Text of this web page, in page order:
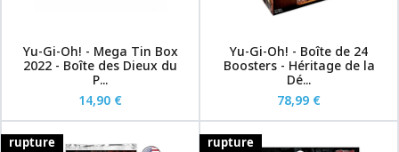
Yu-Gi-Oh! - Mega Tin Box
2022 - Boîte des Dieux du
P...
14,90 €
Yu-Gi-Oh! - Boîte de 24
Boosters - Héritage de la
Dé...
78,99 €
rupture rupture